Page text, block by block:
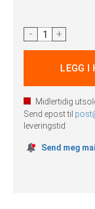
- +
Midlertidig
Send epost til
leveringstid
Send meg